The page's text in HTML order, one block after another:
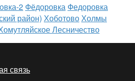
2 Фёдоровка Федоровка
район) Хоботово Холмы
Лесничество
связь